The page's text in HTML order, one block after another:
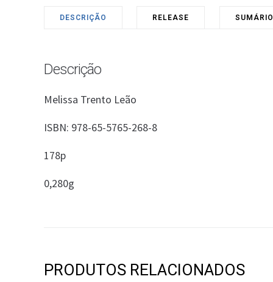
DESCRIÇÃO RELEASE SUMÁRIO
Descrição
Melissa Trento Leão
ISBN: 978-65-5765-268-8
178p
0,280g
PRODUTOS RELACIONADOS